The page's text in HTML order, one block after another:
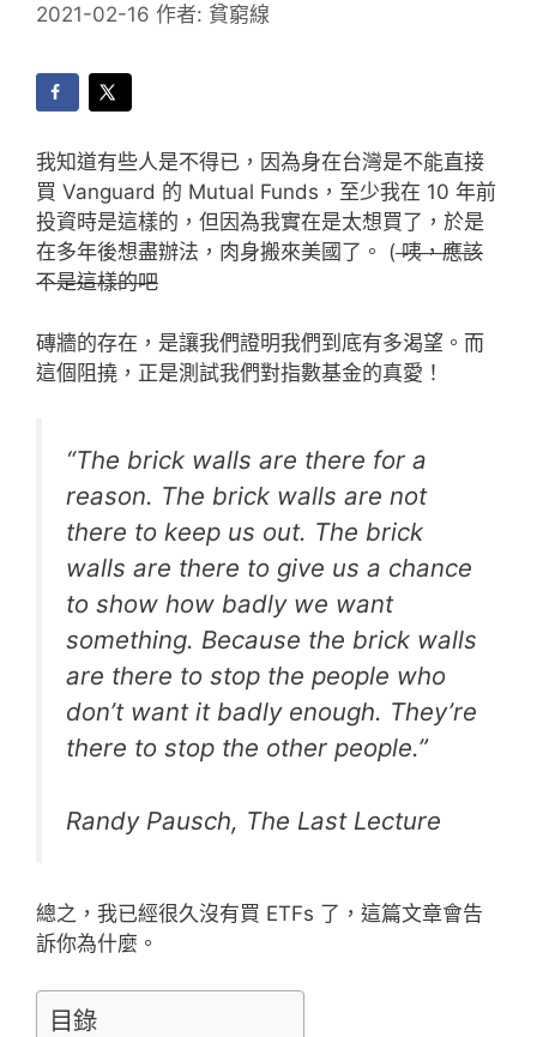
2021-02-16 作者: 貧窮線
我知道有些人是不得已，因為身在台灣是不能直接
買 Vanguard 的 Mutual Funds，至少我在 10 年前
投資時是這樣的，但因為我實在是太想買了，於是
在多年後想盡辦法，肉身搬來美國了。 (咦，應該
不是這樣的吧
磚牆的存在，是讓我們證明我們到底有多渴望。而
這個阻撓，正是測試我們對指數基金的真愛！
“The brick walls are there for a
reason. The brick walls are not
there to keep us out. The brick
walls are there to give us a chance
to show how badly we want
something. Because the brick walls
are there to stop the people who
don’t want it badly enough. They’re
there to stop the other people.”
Randy Pausch, The Last Lecture
總之，我已經很久沒有買 ETFs 了，這篇文章會告
訴你為什麼。
目錄